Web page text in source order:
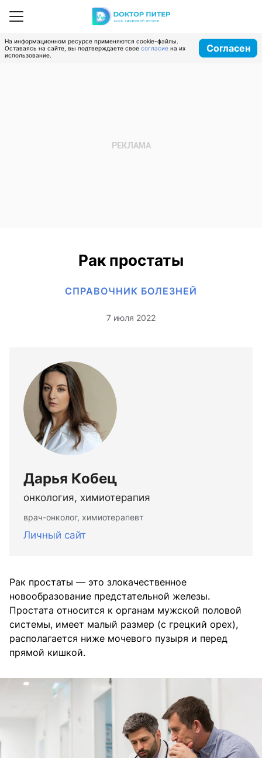
На информационном ресурсе применяются cookie-файлы.
Оставаясь на сайте, вы подтверждаете свое согласие на их
использование.
Согласен
Рак простаты
СПРАВОЧНИК БОЛЕЗНЕЙ
7 июля 2022
Дарья Кобец
онкология, химиотерапия
врач-онколог, химиотерапевт
Личный сайт
Рак простаты — это злокачественное
новообразование предстательной железы.
Простата относится к органам мужской половой
системы, имеет малый размер (с грецкий орех),
располагается ниже мочевого пузыря и перед
прямой кишкой.